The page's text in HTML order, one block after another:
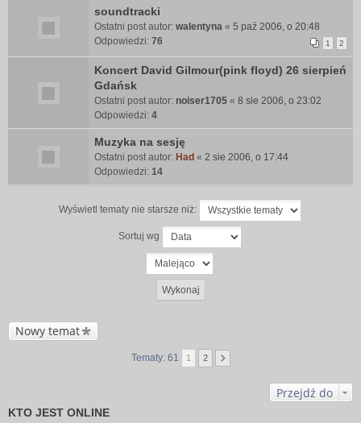
soundtracki
Ostatni post autor: walentyna « 5 paź 2006, o 20:48
Odpowiedzi: 76 1 2
Koncert David Gilmour(pink floyd) 26 sierpień
Gdańsk
Ostatni post autor: noiser1705 « 8 sie 2006, o 23:02
Odpowiedzi: 4
Muzyka na sesję
Ostatni post autor: Had « 2 sie 2006, o 17:44
Odpowiedzi: 14
Wyświetl tematy nie starsze niż:
Sortuj wg
Nowy temat
Tematy: 61 1 2
Przejdź do
KTO JEST ONLINE